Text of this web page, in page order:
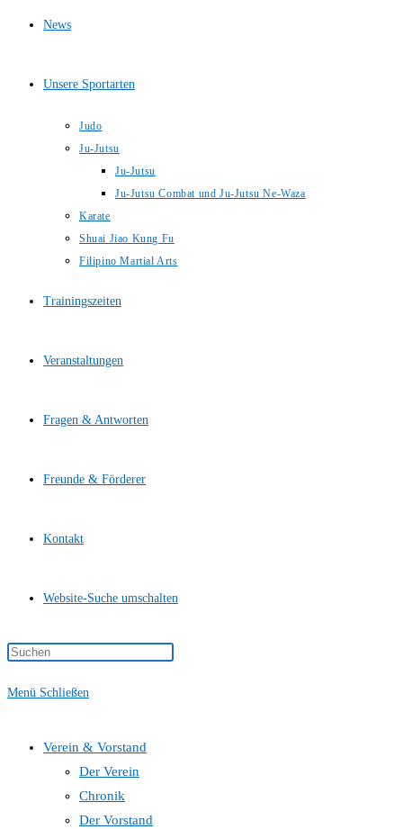
News
Unsere Sportarten
Judo
Ju-Jutsu
Ju-Jutsu
Ju-Jutsu Combat und Ju-Jutsu Ne-Waza
Karate
Shuai Jiao Kung Fu
Filipino Martial Arts
Trainingszeiten
Veranstaltungen
Fragen & Antworten
Freunde & Förderer
Kontakt
Website-Suche umschalten
Menü Schließen
Verein & Vorstand
Der Verein
Chronik
Der Vorstand